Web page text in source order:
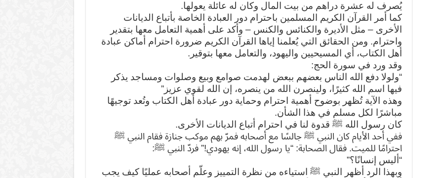
يُصرف له عشرة دراهم من بيت المال وكان له عائلة يعولها.
كما أمر القرآن الكريم المسلمين باحترام دور العبادة الخاصة بأتباع الديانات
الأخرى – مثل الأديرة والكنائس والكنس – وأكد على أهمية التعامل معها بتقدير
واحترام. ومن الحقائق التي يُعلمنا إياها القرآن الكريم ضرورة احترام أماكن عبادة
أهل الكتاب، أي المسيحيين واليهود، والتعامل معها بتوقير.
وقد ورد في سورة الحج:
“ولولا دفع الله الناس بعضهم ببعض لهدمت صوامع وبيع وصلوات ومساجد يذكر
فيها اسم الله كثيرًا، ولينصرن الله من ينصره، إن الله لقوي عزيز”
وهذه الآية تُظهر بوضوح أهمية احترام وحماية دور عبادة أهل الكتاب وتُعد توجيهًا
مباشرًا لكل مسلم في هذا الشأن.
كان رسول الله ﷺ قدوة لنا في احترام أتباع الديانات الأخرى.
ففي أحد الأيام كان النبي ﷺ جالسًا مع أصحابه فمرّ بهم موكب جنازة فقام النبي ﷺ
احترامًا للميت. فقال الصحابة: “يا رسول الله، إنه يهودي!” فردّ النبي ﷺ:
“أليس إنسانًا؟”
وبهذا الرد أظهر النبي ﷺ استياءه من نظرة التمييز وعلّم أصحابه عمليًا كيف يجب